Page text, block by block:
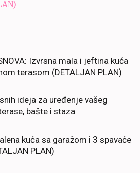
Izvrsna mala i jeftina kuća
terasom (DETALJAN PLAN)
ideja za uređenje vašeg
bašte i staza
kuća sa garažom i 3 spavaće
PLAN)